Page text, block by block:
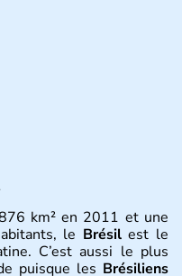
km² en 2011 et une
le Brésilest le
C’est aussi le plus
puisque les Brésiliens